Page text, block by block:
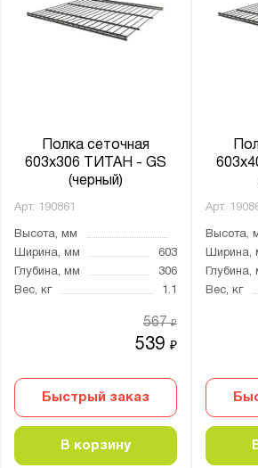
Полка сеточная
603х306 ТИТАН - GS
(черный)
Арт. 190861
Высота, мм
Ширина, мм
603
Глубина, мм
306
Вес, кг
1.1
539₽
567₽
Быстрый заказ
В корзину
Арт.
Высота,
Ширина,
Глубина,
Вес, кг